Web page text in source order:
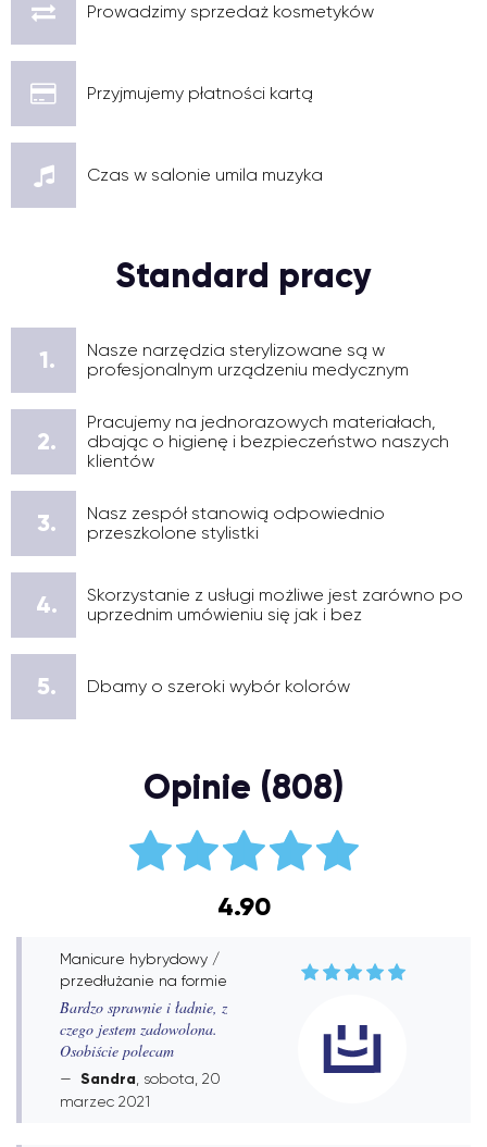
Prowadzimy sprzedaż kosmetyków
Przyjmujemy płatności kartą
Czas w salonie umila muzyka
Standard pracy
1.
Nasze narzędzia sterylizowane są w
profesjonalnym urządzeniu medycznym
2.
Pracujemy na jednorazowych materiałach,
dbając o higienę i bezpieczeństwo naszych
klientów
3.
Nasz zespół stanowią odpowiednio
przeszkolone stylistki
4.
Skorzystanie z usługi możliwe jest zarówno po
uprzednim umówieniu się jak i bez
5. Dbamy o szeroki wybór kolorów
Opinie (808)
4.90
Manicure hybrydowy /
przedłużanie na formie
Bardzo sprawnie i ładnie, z
czego jestem zadowolona.
Osobiście polecam
Sandra , sobota, 20
marzec 2021